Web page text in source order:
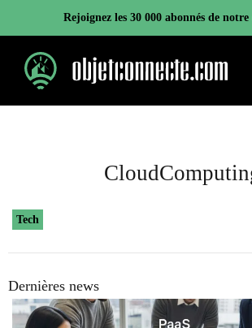
contenu
Rejoignez les 30 000 abonnés de
Tech
Dernières news